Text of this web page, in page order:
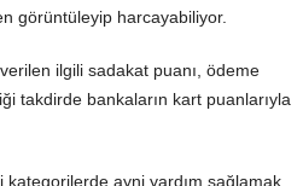
görüntüleyip harcayabiliyor.
ilgili sadakat puanı, ödeme
takdirde bankaların kart puanlarıyla
ayni yardım sağlamak